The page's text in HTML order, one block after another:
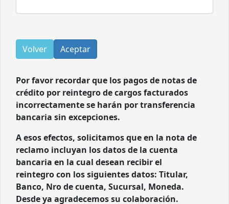
Volver Aceptar
Por favor recordar que los pagos de notas de
crédito por reintegro de cargos facturados
incorrectamente se harán por transferencia
bancaria sin excepciones.
A esos efectos, solicitamos que en la nota de
reclamo incluyan los datos de la cuenta
bancaria en la cual desean recibir el
reintegro con los siguientes datos: Titular,
Banco, Nro de cuenta, Sucursal, Moneda.
Desde ya agradecemos su colaboración.